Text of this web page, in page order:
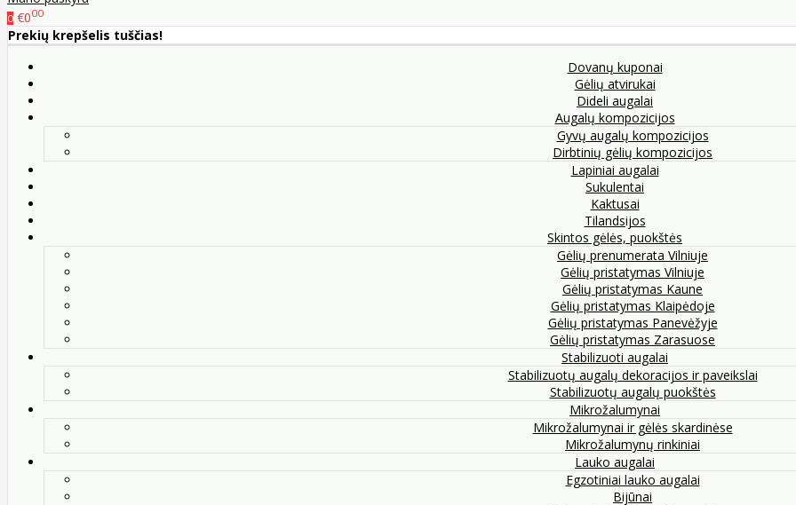
0 €000
Prekių krepšelis tuščias!
Dovanų kuponai
Gėlių atvirukai
Dideli augalai
Augalų kompozicijos
Gyvų augalų kompozicijos
Dirbtinių gėlių kompozicijos
Lapiniai augalai
Sukulentai
Kaktusai
Tilandsijos
Skintos gėlės, puokštės
Gėlių prenumerata Vilniuje
Gėlių pristatymas Vilniuje
Gėlių pristatymas Kaune
Gėlių pristatymas Klaipėdoje
Gėlių pristatymas Panevėžyje
Gėlių pristatymas Zarasuose
Stabilizuoti augalai
Stabilizuotų augalų dekoracijos ir paveikslai
Stabilizuotų augalų puokštės
Mikrožalumynai
Mikrožalumynai ir gėlės skardinėse
Mikrožalumynų rinkiniai
Lauko augalai
Egzotiniai lauko augalai
Bijūnai